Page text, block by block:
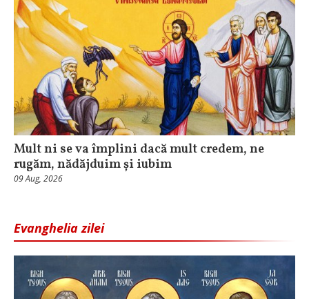
Mult ni se va împlini dacă mult credem, ne
rugăm, nădăjduim și iubim
09 Aug, 2026
Evanghelia zilei